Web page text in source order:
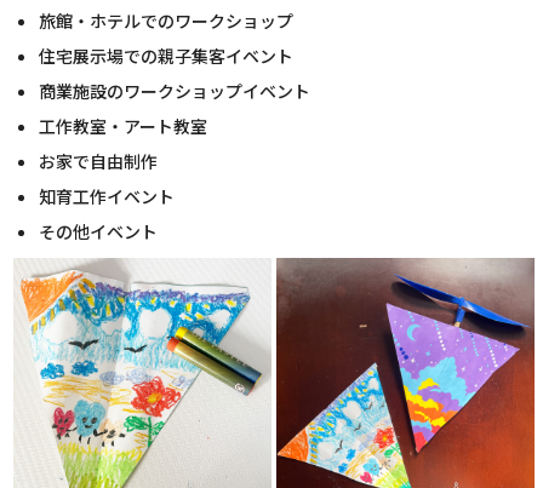
旅館・ホテルでのワークショップ
住宅展示場での親子集客イベント
商業施設のワークショップイベント
工作教室・アート教室
お家で自由制作
知育工作イベント
その他イベント